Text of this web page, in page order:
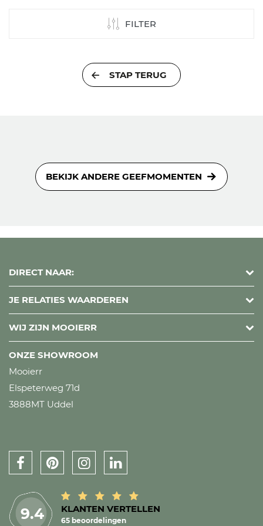
FILTER
STAP TERUG
BEKIJK ANDERE GEEFMOMENTEN
DIRECT NAAR:
JE RELATIES WAARDEREN
WIJ ZIJN MOOIERR
ONZE SHOWROOM
Mooierr
Elspeterweg 71d
3888MT Uddel
9.4 KLANTEN VERTELLEN
65 beoordelingen